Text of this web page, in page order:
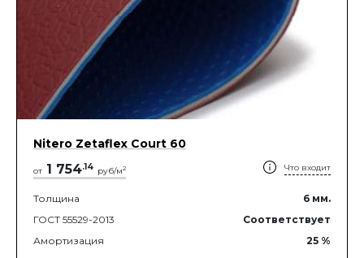
Nitero Zetaflex Court 60
от 1 754.14 руб/м2 Что входит
Толщина 6 мм.
ГОСТ 55529-2013
Соответствует
Амортизация
25 %